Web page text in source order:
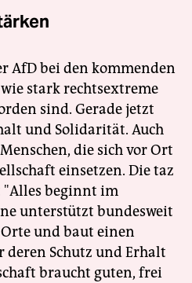
AfD bei den kommenden
stark rechtsextreme
sind. Gerade jetzt
und Solidarität. Auch
die sich vor Ort
einsetzen. Die taz
beginnt im
unterstützt bundesweit
und baut einen
deren Schutz und Erhalt
braucht guten, frei